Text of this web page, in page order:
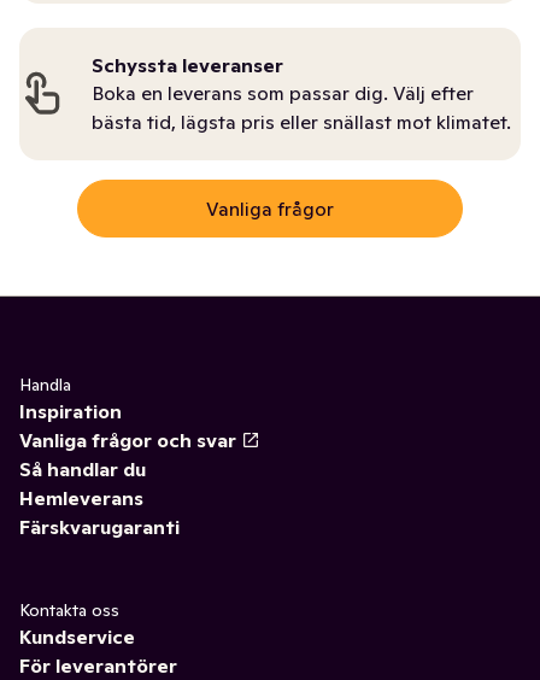
Schyssta leveranser
Boka en leverans som passar dig. Välj efter
bästa tid, lägsta pris eller snällast mot klimatet.
Vanliga frågor
Handla
Inspiration
Vanliga frågor och svar
Så handlar du
Hemleverans
Färskvarugaranti
Kontakta oss
Kundservice
För leverantörer